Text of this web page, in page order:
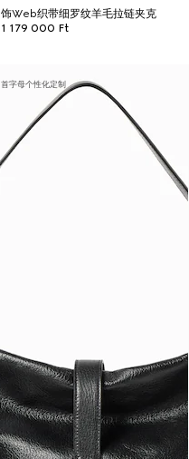
饰Web织带细罗纹羊毛拉链夹克
1 179 000 Ft
首字母个性化定制